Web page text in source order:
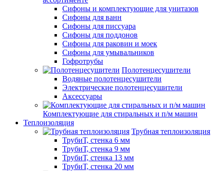
Сифоны и комплектующие для унитазов
Сифоны для ванн
Сифоны для писсуара
Сифоны для поддонов
Сифоны для раковин и моек
Сифоны для умывальников
Гофротрубы
Полотенцесушители
Водяные полотенцесушители
Электрические полотенцесушители
Аксессуары
Комплектующие для стиральных и п/м машин
Теплоизоляция
Трубная теплоизоляция
ТрубиТ, стенка 6 мм
ТрубиТ, стенка 9 мм
ТрубиТ, стенка 13 мм
ТрубиТ, стенка 20 мм